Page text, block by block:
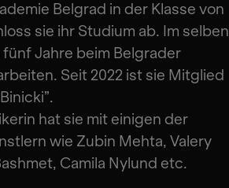
Belgrad in der Klasse von
sie ihr Studium ab. Im selben
Jahre beim Belgrader
Seit 2022 ist sie Mitglied
hat sie mit einigen der
wie Zubin Mehta, Valery
Camila Nylund etc.